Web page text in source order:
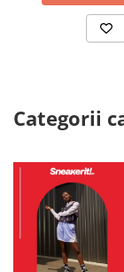
Categorii